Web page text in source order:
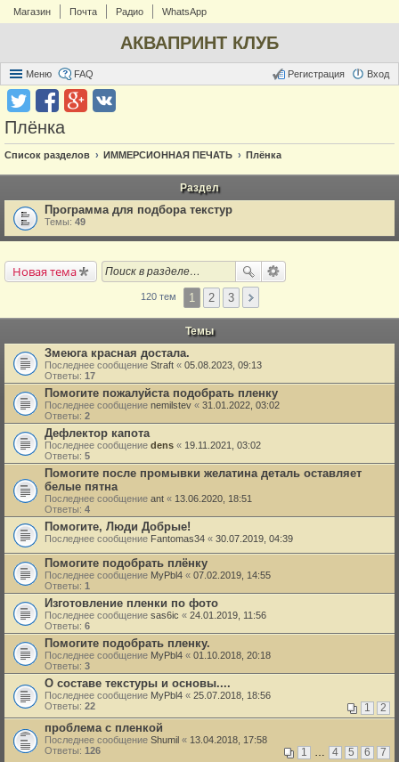
Магазин Почта Радио WhatsApp
АКВАПРИНТ КЛУБ
Меню FAQ Вход
Регистрация
Плёнка
Список разделов ИММЕРСИОННАЯ ПЕЧАТЬ Плёнка
Раздел
Программа для подбора текстур
Темы: 49
Новая тема
120 тем 1 2 3
Темы
Змеюга красная достала.
Последнее сообщение Straft « 05.08.2023, 09:13
Ответы: 17
Помогите пожалуйста подобрать пленку
Последнее сообщение nemilstev « 31.01.2022, 03:02
Ответы: 2
Дефлектор капота
Последнее сообщение dens « 19.11.2021, 03:02
Ответы: 5
Помогите после промывки желатина деталь оставляет
белые пятна
Последнее сообщение ant « 13.06.2020, 18:51
Ответы: 4
Помогите, Люди Добрые!
Последнее сообщение Fantomas34 « 30.07.2019, 04:39
Помогите подобрать плёнку
Последнее сообщение MyPbl4 « 07.02.2019, 14:55
Ответы: 1
Изготовление пленки по фото
Последнее сообщение sas6ic « 24.01.2019, 11:56
Ответы: 6
Помогите подобрать пленку.
Последнее сообщение MyPbl4 « 01.10.2018, 20:18
Ответы: 3
О составе текстуры и основы....
Последнее сообщение MyPbl4 « 25.07.2018, 18:56
Ответы: 22 1 2
проблема с пленкой
Последнее сообщение Shumil « 13.04.2018, 17:58
Ответы: 126 1 … 4 5 6 7